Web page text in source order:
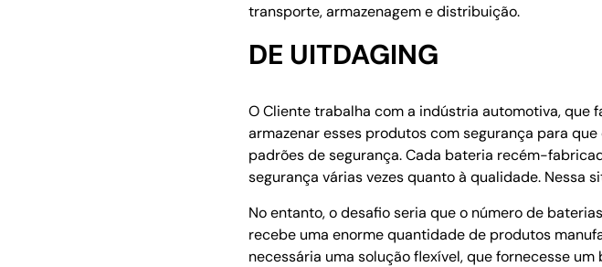
transporte, armazenagem e distribuição.
DE UITDAGING
O Cliente trabalha com a indústria automotiva, que
armazenar esses produtos com segurança para
padrões de segurança. Cada bateria recém-
segurança várias vezes quanto à qualidade. Nessa
No entanto, o desafio seria que o número de
recebe uma enorme quantidade de produtos
necessária uma solução flexível, que fornecesse